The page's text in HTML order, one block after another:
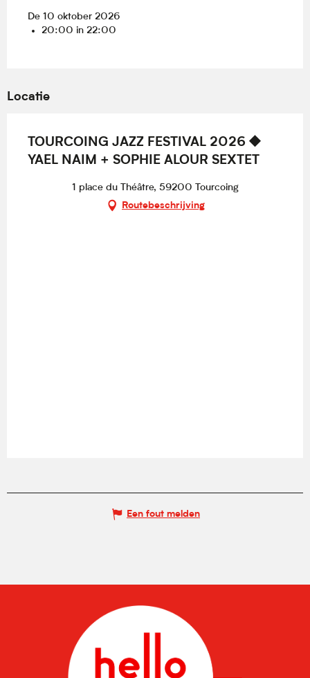
De 10 oktober 2026
20:00 in 22:00
Locatie
TOURCOING JAZZ FESTIVAL 2026 ⯁
YAEL NAIM + SOPHIE ALOUR SEXTET
1 place du Théâtre, 59200 Tourcoing
Routebeschrijving
Een fout melden